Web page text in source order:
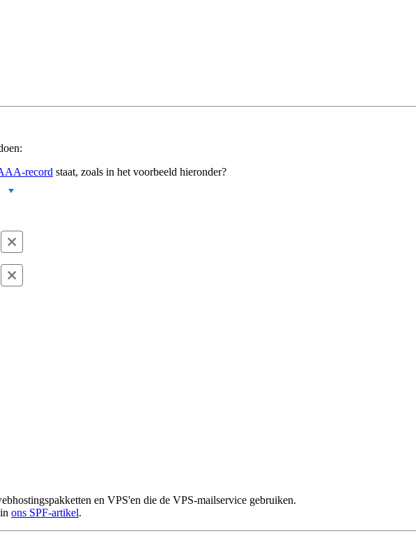
record staat, zoals in het voorbeeld hieronder?
en VPS'en die de VPS-mailservice gebruiken.
ons SPF-artikel.